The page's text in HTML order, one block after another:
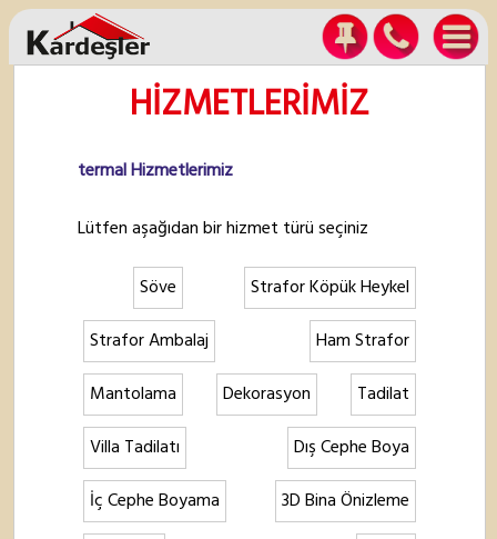
HİZMETLERİMİZ
termal Hizmetlerimiz
Lütfen aşağıdan bir hizmet türü seçiniz
Söve
Strafor Köpük Heykel
Strafor Ambalaj
Ham Strafor
Mantolama
Dekorasyon
Tadilat
Villa Tadilatı
Dış Cephe Boya
İç Cephe Boyama
3D Bina Önizleme